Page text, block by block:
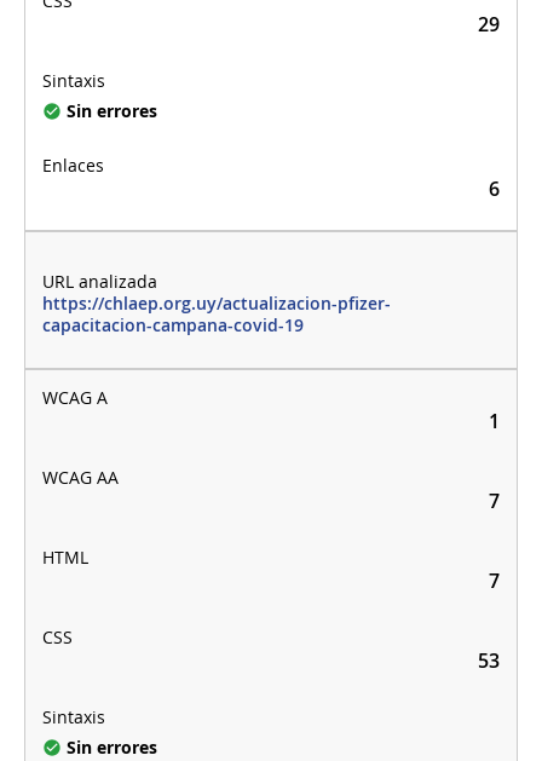
29
Sin errores
6
https://chlaep.org.uy/actualizacion-pfizer-
capacitacion-campana-covid-19
1
7
7
53
Sin errores